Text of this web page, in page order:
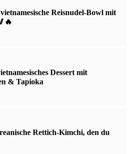
Reisnudel-Bowl mit
Dessert mit
& Tapioka
Rettich-Kimchi, den du